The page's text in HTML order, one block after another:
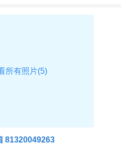
81320049263